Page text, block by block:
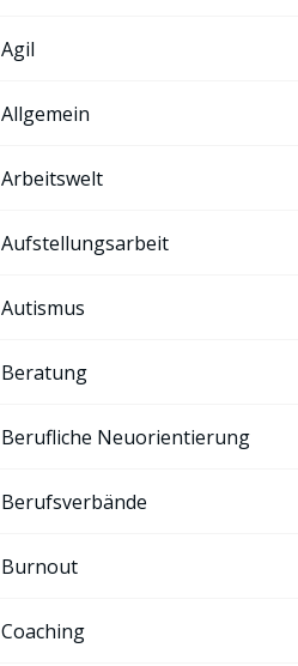
Agil
Allgemein
Arbeitswelt
Aufstellungsarbeit
Autismus
Beratung
Berufliche Neuorientierung
Berufsverbände
Burnout
Coaching